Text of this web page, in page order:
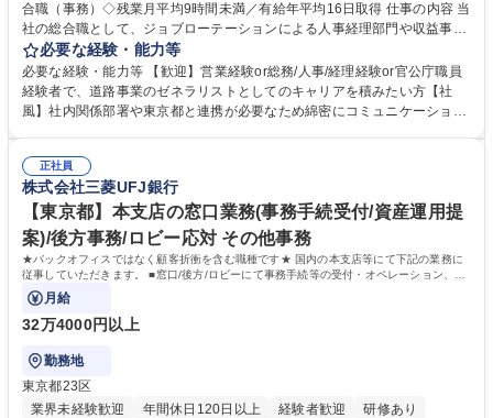
合職（事務）◇残業月平均9時間未満／有給年平均16日取得 仕事の内容 当
社の総合職として、ジョブローテーションによる人事経理部門や収益事業
等のフロント部門の部署等幅広い部署での業務をお任せいたします。研修
制度やキャリア支援が充実しております！ ※下記業務詳細 【業務詳細】■
管理部門：広報、人事、経理など当公社の運営に係る管理業務 ■収益部
門：駐車場の新規開拓、管理運営、新宿駅西口広場の「イベントコーナ
道路施設や道路工事現場の見学ツアー事業 ※入社後は上記いずれかの部門
へ配属。※業務内容変更の範囲：会社の定める業務 募集職種 【都庁グル
ープ】総合職（事務）◇残業月平均9時間未満／有給年平均16日取得
必要な経験・能力等
必要な経験・能力等 【歓迎】営業経験or総務/人事/経理経験or官公庁職員
経験者で、道路事業のゼネラリストとしてのキャリアを積みたい方【社
風】社内関係部署や東京都と連携が必要なため綿密にコミュニケーション
部門など多岐に渡る業務を経験できます。 ■様々なプロジェクト：駐車場
事業の他、新宿駅西口広場内に設置された照明を兼ねた広告「ブライトサ
イン」の管理運営を行うなど、事業収益を生み出す活動を積極的に行って
います。 学歴・資格 学歴：大学院 大学 高専 短大 専修学校 高校 語学力：
資格：
正社員
株式会社三菱UFJ銀行
【東京都】本支店の窓口業務(事務手続受付/資産運用提
案)/後方事務/ロビー応対 その他事務
★バックオフィスではなく顧客折衝を含む職種です★ 国内の本支店等にて下記の業務に
従事していただきます。 ■窓口/後方/ロビーにて事務手続等の受付・オペレーション、お
客様対応
月給
32万4000円以上
勤務地
東京都23区
業界未経験歓迎
年間休日120日以上 経験者歓迎
研修あり